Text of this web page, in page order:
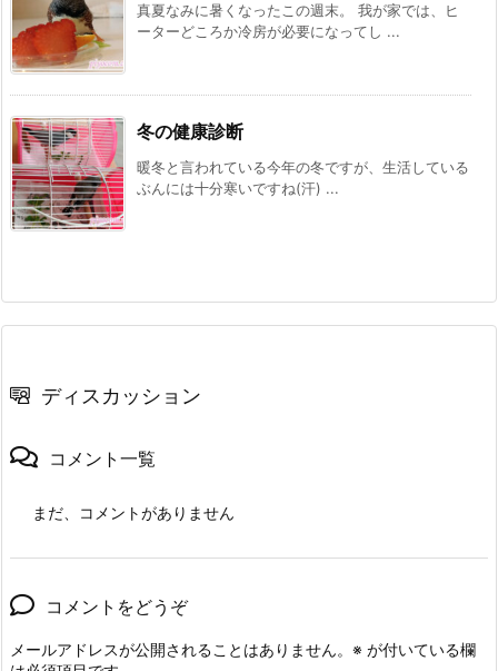
真夏なみに暑くなったこの週末。 我が家では、ヒ
ーターどころか冷房が必要になってし ...
冬の健康診断
暖冬と言われている今年の冬ですが、生活している
ぶんには十分寒いですね(汗) ...
ディスカッション
コメント一覧
まだ、コメントがありません
コメントをどうぞ
メールアドレスが公開されることはありません。 ※ が付いている欄